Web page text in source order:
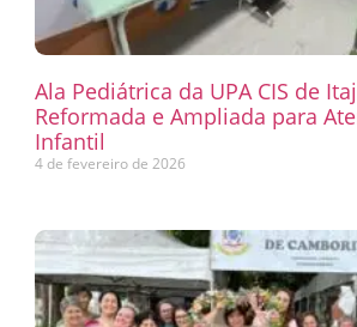
Ala Pediátrica da UPA CIS de
Reformada e Ampliada para
Infantil
4 de fevereiro de 2026